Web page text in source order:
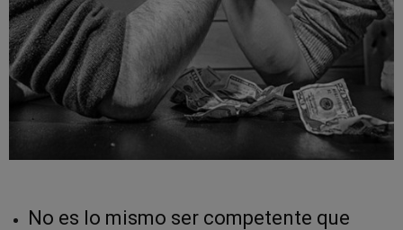
No es lo mismo ser competente que